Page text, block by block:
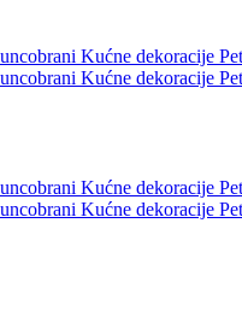
Kućne dekoracije
Kućne dekoracije
Kućne dekoracije
Kućne dekoracije